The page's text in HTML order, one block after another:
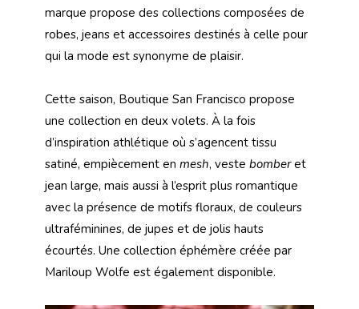
marque propose des collections composées de
robes, jeans et accessoires destinés à celle pour
qui la mode est synonyme de plaisir.
Cette saison, Boutique San Francisco propose
une collection en deux volets. À la fois
d’inspiration athlétique où s’agencent tissu
satiné, empiècement en mesh, veste bomberet
jean large, mais aussi à l’esprit plus romantique
avec la présence de motifs floraux, de couleurs
ultraféminines, de jupes et de jolis hauts
écourtés. Une collection éphémère créée par
Mariloup Wolfe est également disponible.